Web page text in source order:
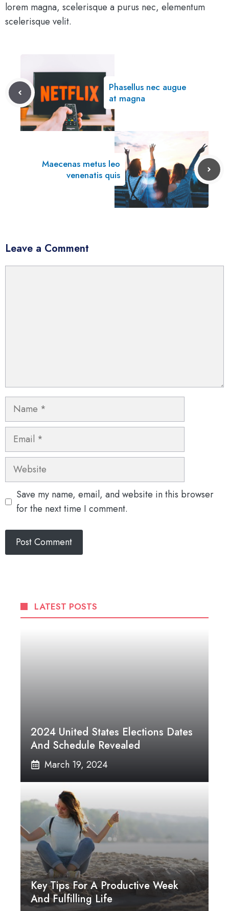
lorem magna, scelerisque a purus nec, elementum
scelerisque velit.
Phasellus nec augue
at magna
Maecenas metus leo
venenatis quis
Leave a Comment
Name
Email
Website
Save my name, email, and website in this browser
for the next time I comment.
LATEST POSTS
2024 United States Elections Dates
And Schedule Revealed
March 19, 2024
Key Tips For A Productive Week
And Fulfilling Life